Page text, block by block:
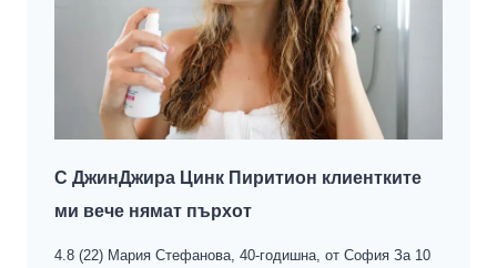
С ДжинДжира Цинк Пиритион клиентките
ми вече нямат пърхoт
4.8 (22) Мария Стефанова, 40-годишна, от София За 10